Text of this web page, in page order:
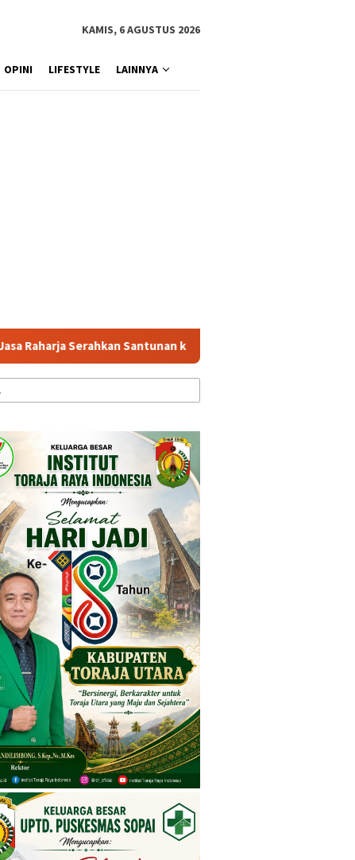
KAMIS, 6 AGUSTUS 2026
OPINI LIFESTYLE LAINNYA
kepada Ahli Waris Korban Kebakaran KM Mutiara Sentosa II